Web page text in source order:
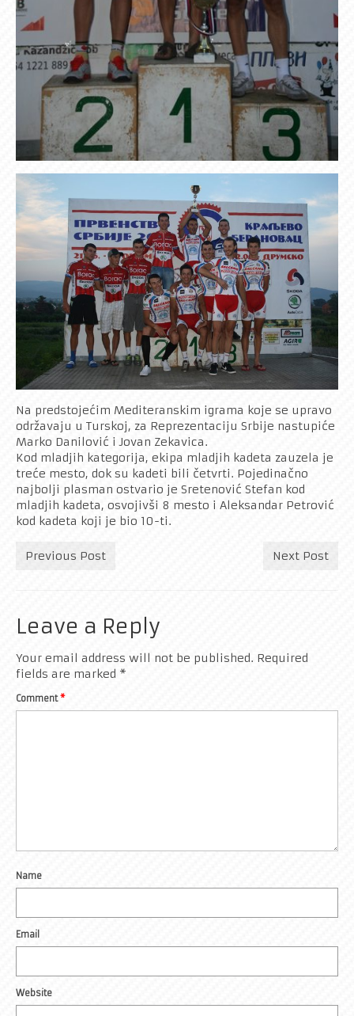
Na predstojećim Mediteranskim igrama koje se upravo
održavaju u Turskoj, za Reprezentaciju Srbije nastupiće
Marko Danilović i Jovan Zekavica.
Kod mladjih kategorija, ekipa mladjih kadeta zauzela je
treće mesto, dok su kadeti bili četvrti. Pojedinačno
najbolji plasman ostvario je Sretenović Stefan kod
mladjih kadeta, osvojivši 8 mesto i Aleksandar Petrović
kod kadeta koji je bio 10-ti.
Previous Post Next Post
Leave a Reply
Your email address will not be published. Required
fields are marked *
Comment*
Name
Email
Website